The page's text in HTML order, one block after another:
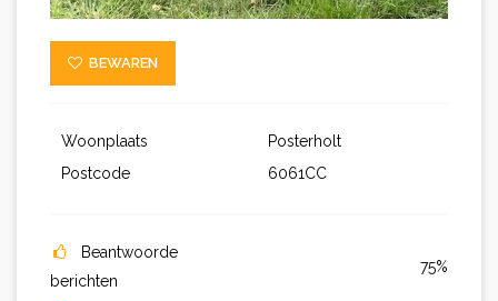
BEWAREN
Woonplaats
Posterholt
Postcode
6061CC
Beantwoorde
berichten
75%